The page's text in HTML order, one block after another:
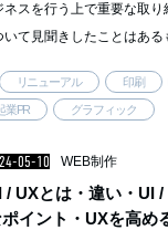
スを行う上で重要な取
て見聞きしたことはあ
…..
リニューアル 印刷
業PR グラフィック
05-10 WEB制作
/ UXとは・違い・UI
イント・UXを高め